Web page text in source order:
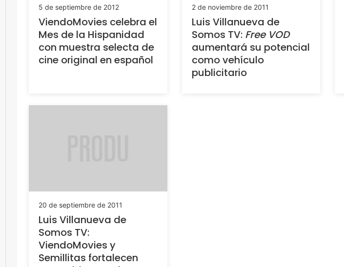
5 de septiembre de 2012
ViendoMovies celebra el
Mes de la Hispanidad
con muestra selecta de
cine original en español
2 de noviembre de 2011
Luis Villanueva de
Somos TV: Free VOD
aumentará su potencial
como vehículo
publicitario
20 de septiembre de 2011
Luis Villanueva de
Somos TV:
ViendoMovies y
Semillitas fortalecen